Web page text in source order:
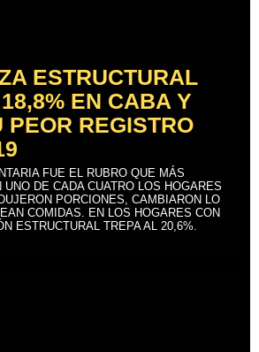
ESTRUCTURAL
EN CABA Y
PEOR REGISTRO
FUE EL RUBRO QUE MÁS
UNO DE CADA CUATRO LOS HOGARES
PORCIONES, CAMBIARON LO
COMIDAS. EN LOS HOGARES CON
ESTRUCTURAL TREPA AL 20,6%.